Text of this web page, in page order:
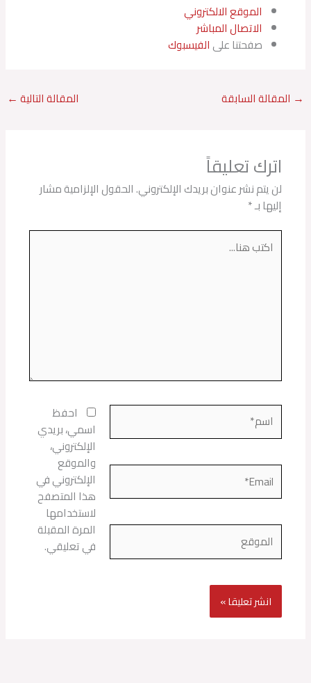
الموقع الالكتروني
الاتصال المباشر
صفحتنا على الفيسبوك
→ المقالة السابقة المقالة التالية ←
اترك تعليقاً
لن يتم نشر عنوان بريدك الإلكتروني.الحقول الإلزامية مشار
إليها بـ*
اكتب
هنا...
اسم*
Email*
الموقع
احفظ
اسمي، بريدي
الإلكتروني،
والموقع
الإلكتروني في
هذا المتصفح
لاستخدامها
المرة المقبلة
في تعليقي.